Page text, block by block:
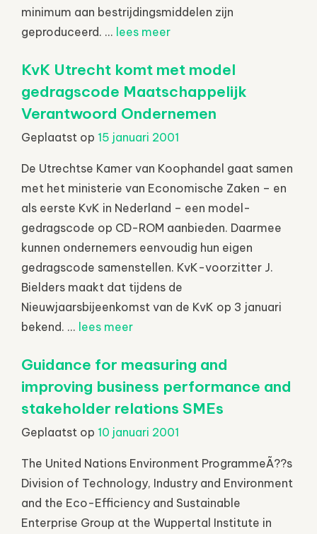
minimum aan bestrijdingsmiddelen zijn
geproduceerd. ... lees meer
KvK Utrecht komt met model
gedragscode Maatschappelijk
Verantwoord Ondernemen
Geplaatst op 15 januari 2001
De Utrechtse Kamer van Koophandel gaat samen
met het ministerie van Economische Zaken – en
als eerste KvK in Nederland – een model-
gedragscode op CD-ROM aanbieden. Daarmee
kunnen ondernemers eenvoudig hun eigen
gedragscode samenstellen. KvK-voorzitter J.
Bielders maakt dat tijdens de
Nieuwjaarsbijeenkomst van de KvK op 3 januari
bekend. ... lees meer
Guidance for measuring and
improving business performance and
stakeholder relations SMEs
Geplaatst op 10 januari 2001
The United Nations Environment ProgrammeÃ??s
Division of Technology, Industry and Environment
and the Eco-Efficiency and Sustainable
Enterprise Group at the Wuppertal Institute in